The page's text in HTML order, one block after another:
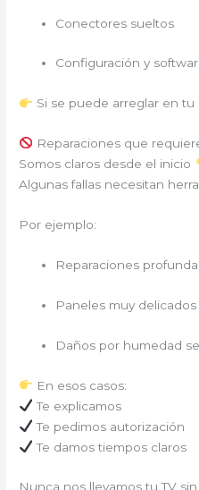
Conectores sueltos
Configuración y
Si se puede arreglar en tu
Reparaciones que
Somos claros desde el inicio
Algunas fallas necesitan
Por ejemplo:
Reparaciones
Paneles muy delicados
Daños por humedad
En esos casos:
Te explicamos
Te pedimos autorización
Te damos tiempos claros
Nunca nos llevamos tu TV